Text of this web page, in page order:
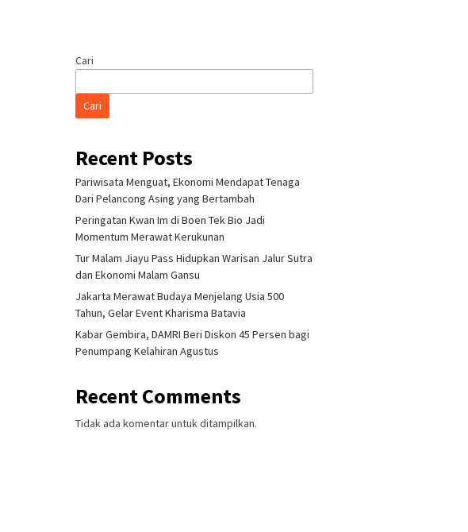
Cari
Cari
Recent Posts
Pariwisata Menguat, Ekonomi Mendapat Tenaga
Dari Pelancong Asing yang Bertambah
Peringatan Kwan Im di Boen Tek Bio Jadi
Momentum Merawat Kerukunan
Tur Malam Jiayu Pass Hidupkan Warisan Jalur Sutra
dan Ekonomi Malam Gansu
Jakarta Merawat Budaya Menjelang Usia 500
Tahun, Gelar Event Kharisma Batavia
Kabar Gembira, DAMRI Beri Diskon 45 Persen bagi
Penumpang Kelahiran Agustus
Recent Comments
Tidak ada komentar untuk ditampilkan.